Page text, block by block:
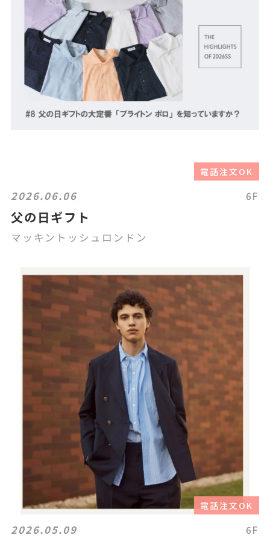
電話注文OK
2026.06.06 6F
父の日ギフト
マッキントッシュロンドン
電話注文OK
2026.05.09 6F